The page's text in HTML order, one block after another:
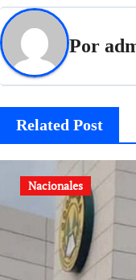
Por
Related Post
Nacionales